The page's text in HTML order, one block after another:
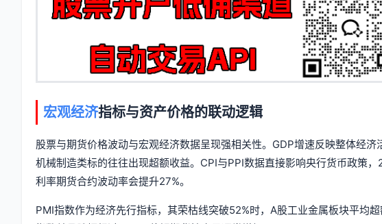
宏观经济指标与资产价格的联动逻辑
股票与期货价格波动与宏观经济数据呈现强相关性。GDP增速反映整体经
机械制造类标的往往出现超额收益。CPI与PPI数据直接影响央行货币政策
利率期货合约波动率会提升27%。
PMI指数作为经济先行指标，其荣枯线突破52%时，A股工业金属板块平均